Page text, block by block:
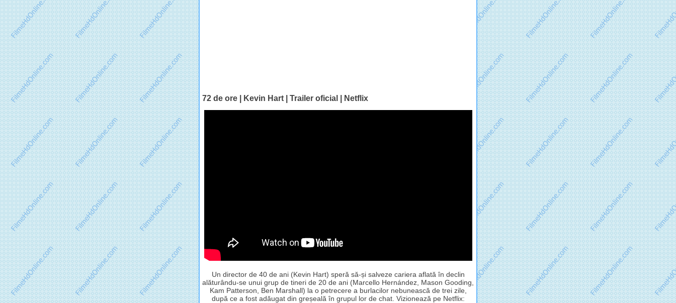
72 de ore | Kevin Hart | Trailer oficial | Netflix
Un director de 40 de ani (Kevin Hart) speră să-și salveze cariera aflată în declin
alăturându-se unui grup de tineri de 20 de ani (Marcello Hernández, Mason Gooding,
Kam Patterson, Ben Marshall) la o petrecere a burlacilor nebunească de trei zile,
după ce a fost adăugat din greșeală în grupul lor de chat. Vizionează pe Netflix: